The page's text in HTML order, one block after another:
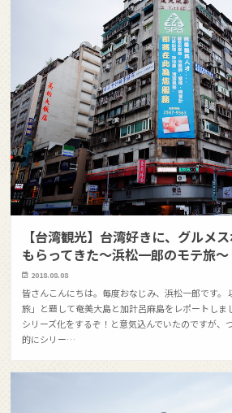
【台湾観光】台湾好きに、グルメ
もらってきた〜浜松一郎のモテ旅〜
2018.08.08
皆さんこんにちは。毎度おなじみ、浜松一郎です。
旅」と題して奄美大島と加計呂麻島をレポートしま
シリーズ化をするぞ！と意気込んでいたのですが、
的にシリー…